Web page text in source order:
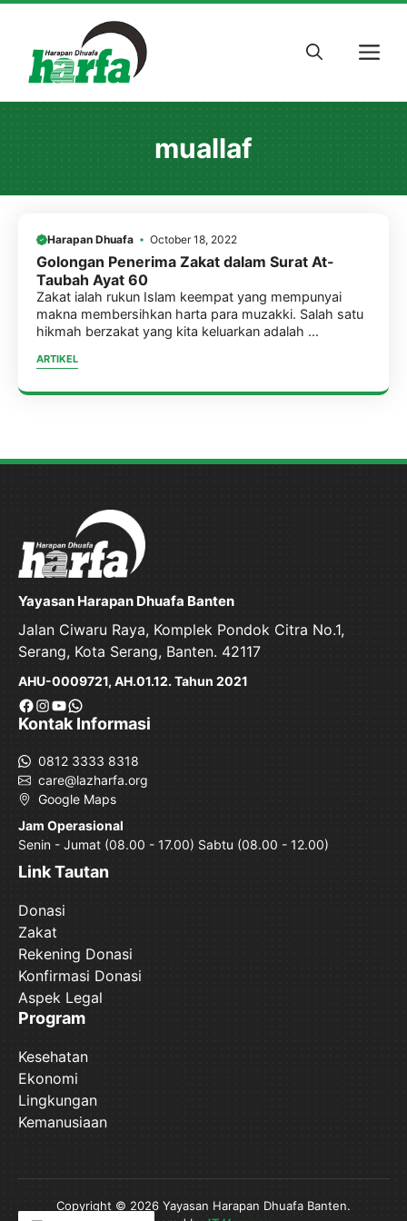
content
muallaf
Harapan Dhuafa October 18, 2022
Golongan Penerima Zakat dalam Surat At-
Taubah Ayat 60
Zakat ialah rukun Islam keempat yang mempunyai
makna membersihkan harta para muzakki. Salah satu
hikmah berzakat yang kita keluarkan adalah ...
ARTIKEL
Yayasan Harapan Dhuafa Banten
Jalan Ciwaru Raya, Komplek Pondok Citra No.1,
Serang, Kota Serang, Banten. 42117
AHU-0009721, AH.01.12. Tahun 2021
Facebook
Instagram
YouTube
WhatsApp
Kontak Informasi
0812 3333 8318
care@lazharfa.org
Google Maps
Jam Operasional
Senin - Jumat (08.00 - 17.00) Sabtu (08.00 - 12.00)
Link Tautan
Donasi
Zakat
Rekening Donasi
Konfirmasi Donasi
Aspek Legal
Program
Kesehatan
Ekonomi
Lingkungan
Kemanusiaan
Copyright © 2026 Yayasan Harapan Dhuafa Banten.